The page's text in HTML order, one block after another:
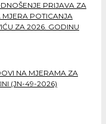
PRIJAVA ZA
POTICANJA
ZA 2026. GODINU
NA MJERAMA ZA
(JN-49-2026)